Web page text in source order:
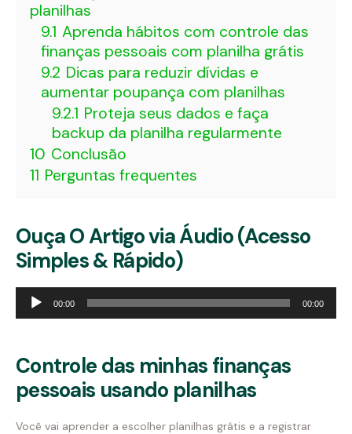
planilhas
9.1 Aprenda hábitos com controle das
finanças pessoais com planilha grátis
9.2 Dicas para reduzir dívidas e
aumentar poupança com planilhas
9.2.1 Proteja seus dados e faça
backup da planilha regularmente
10 Conclusão
11 Perguntas frequentes
Ouça O Artigo via Áudio (Acesso
Simples & Rápido)
Tocador
00:00 00:00
Controle das minhas finanças
pessoais usando planilhas
Você vai aprender a escolher planilhas grátis e a registrar